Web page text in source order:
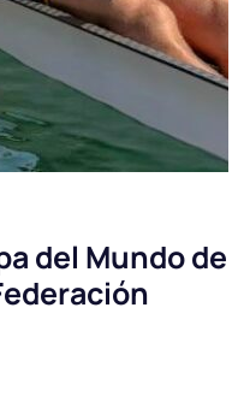
del Mundo de